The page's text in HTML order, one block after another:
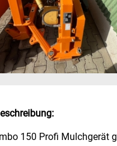
150 Profi Mulchgerät